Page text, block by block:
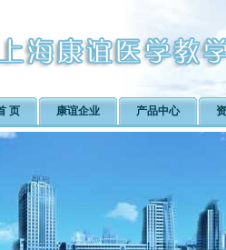
页 康谊企业 产品中心